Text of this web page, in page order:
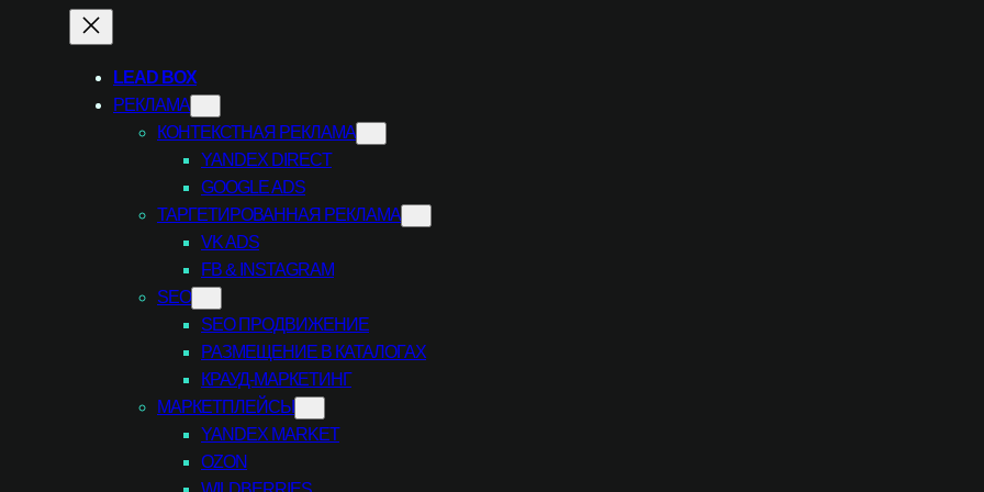
LEAD BOX
РЕКЛАМА
КОНТЕКСТНАЯ РЕКЛАМА
YANDEX DIRECT
GOOGLE ADS
ТАРГЕТИРОВАННАЯ РЕКЛАМА
VK ADS
FB & INSTAGRAM
SEO
SEO ПРОДВИЖЕНИЕ
РАЗМЕЩЕНИЕ В КАТАЛОГАХ
КРАУД-МАРКЕТИНГ
МАРКЕТПЛЕЙСЫ
YANDEX MARKET
OZON